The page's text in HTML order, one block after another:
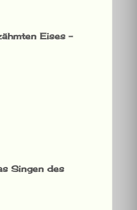
Eises –
Singen des